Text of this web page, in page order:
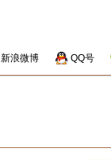
新浪微博 QQ号